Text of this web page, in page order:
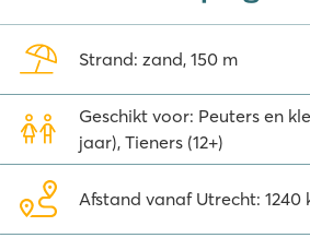
Strand: zand, 150 m
Geschikt voor: Peuters en
jaar), Tieners (12+)
Afstand vanaf Utrecht: 1240